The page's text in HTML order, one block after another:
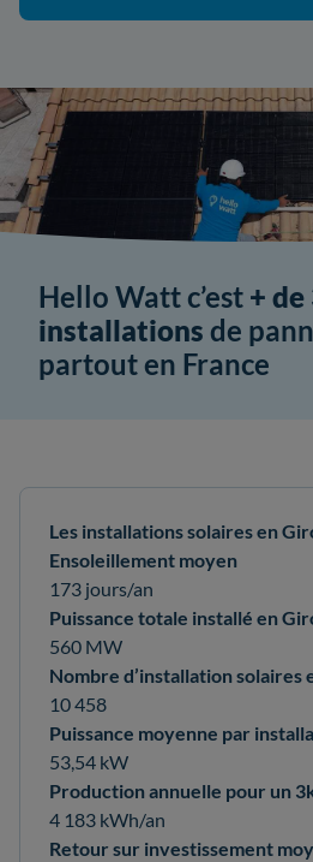
Hello Watt c’est +
installations de
partout en France
Les installations solaires en
Ensoleillement moyen
173 jours/an
Puissance totale installé en
560 MW
Nombre d’installation solaires
10 458
Puissance moyenne par
53,54 kW
Production annuelle pour un
4 183 kWh/an
Retour sur investissement